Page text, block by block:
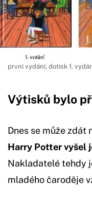
první vydání, dotisk 1.
Výtisků bylo
Dnes se může zdát
Harry Potter vyšel
Nakladatelé tehdy
mladého čaroděje